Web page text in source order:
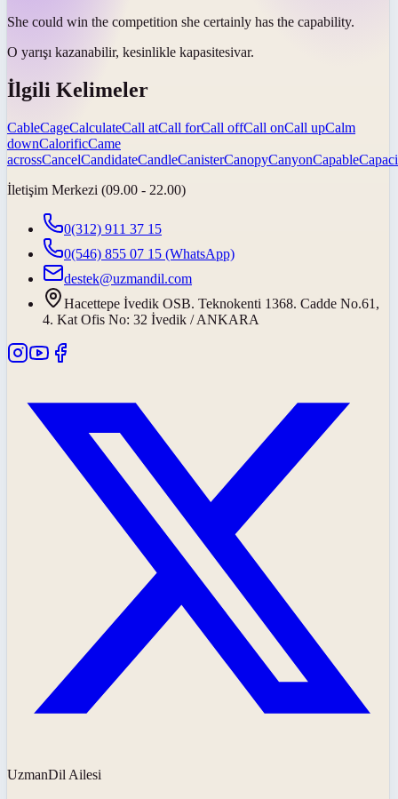
She could win the competition she certainly has the capability.
O yarışı kazanabilir, kesinlikle kapasitesivar.
İlgili Kelimeler
CableCageCalculateCall atCall forCall offCall onCall upCalm
downCalorificCame
acrossCancelCandidateCandleCanisterCanopyCanyonCapable
İletişim Merkezi (09.00 - 22.00)
0(312) 911 37 15
0(546) 855 07 15 (WhatsApp)
destek@uzmandil.com
Hacettepe İvedik OSB. Teknokenti 1368. Cadde No.61,
4. Kat Ofis No: 32 İvedik / ANKARA
UzmanDil Ailesi